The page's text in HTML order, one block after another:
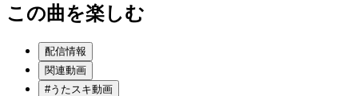
この曲を楽しむ
配信情報
関連動画
#うたスキ動画